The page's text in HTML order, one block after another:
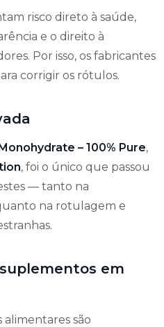
risco direto à saúde,
e o direito à
Por isso, os fabricantes
corrigir os rótulos.
– 100% Pure,
, foi o único que passou
— tanto na
na rotulagem e
em
alimentares são